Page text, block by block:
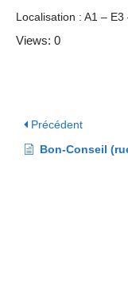
Localisation : A1 – E3
Views: 0
Précédent
Bon-Conseil